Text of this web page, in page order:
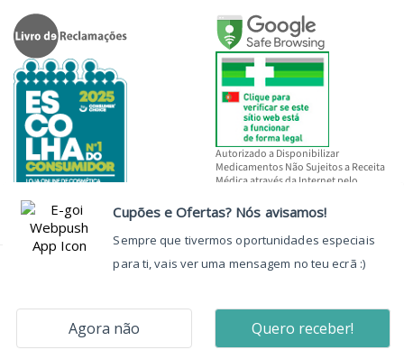
Autorizado a Disponibilizar
Medicamentos Não Sujeitos a Receita
Médica através da Internet pelo